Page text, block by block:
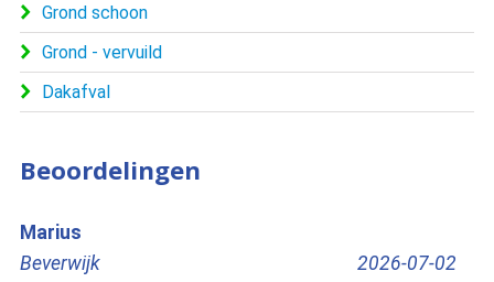
Grond schoon
Grond - vervuild
Dakafval
Beoordelingen
2026-07-02